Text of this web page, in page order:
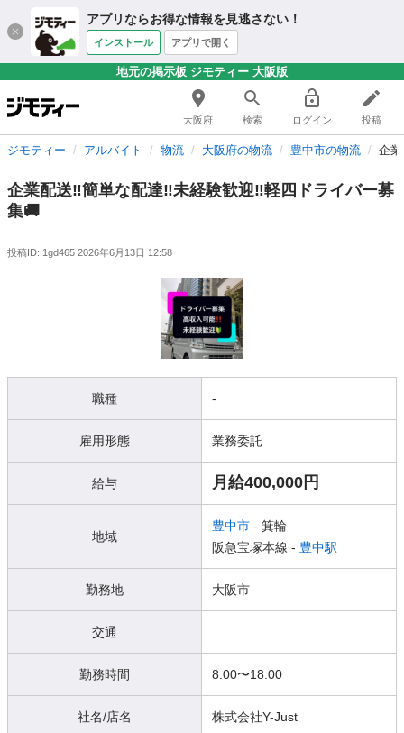
アプリならお得な情報を見逃さない！
インストール アプリで開く
地元の掲示板 ジモティー 大阪版
大阪府 検索 ログイン 投稿
ジモティー アルバイト 物流 大阪府の物流 豊中市の物流 企
企業配送‼️簡単な配達‼️未経験歓迎‼️軽四ドライバー募
集🚚
投稿ID: 1gd465 2026年6月13日 12:58
職種 -
雇用形態 業務委託
給与 月給400,000円
地域
豊中市 - 箕輪
阪急宝塚本線 - 豊中駅
勤務地 大阪市
交通
勤務時間 8:00〜18:00
社名/店名 株式会社Y-Just